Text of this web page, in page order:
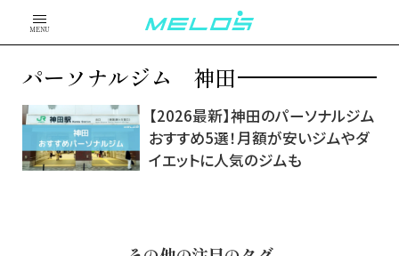
MENU
パーソナルジム 神田
【2026最新】神田のパーソナルジム
おすすめ5選！月額が安いジムやダ
イエットに人気のジムも